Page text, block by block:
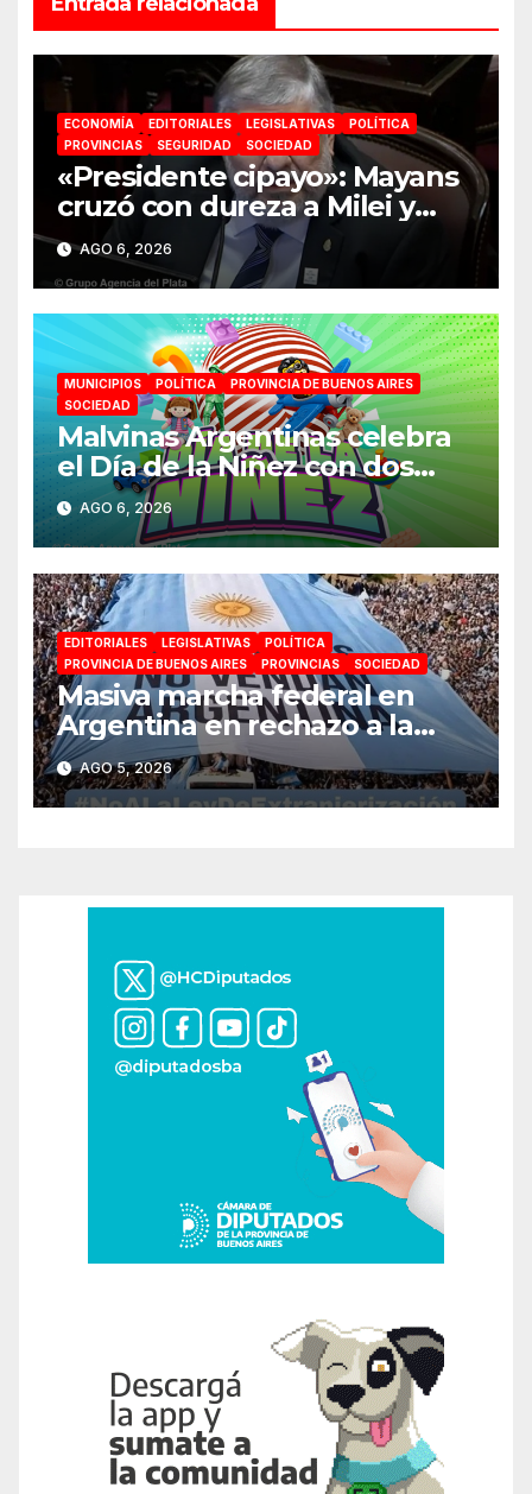
ECONOMÍA EDITORIALES LEGISLATIVAS
POLÍTICA
PROVINCIAS
SEGURIDAD SOCIEDAD
«Presidente cipayo»: Mayans
cruzó con dureza a Milei y
advirtió sobre un juicio
político por traición a la Patria
AGO 6, 2026
MUNICIPIOS POLÍTICA
PROVINCIA DE BUENOS AIRES
SOCIEDAD
Malvinas Argentinas celebra
el Día de la Niñez con dos
jornadas de juegos,
espectáculos y actividades
para toda la familia
AGO 6, 2026
EDITORIALES LEGISLATIVAS
POLÍTICA
PROVINCIA DE BUENOS AIRES
PROVINCIAS SOCIEDAD
Masiva marcha federal en
Argentina en rechazo a la
reforma de la Ley de Tierras
impulsada por Milei: «La
soberanía no se negocia»
AGO 5, 2026